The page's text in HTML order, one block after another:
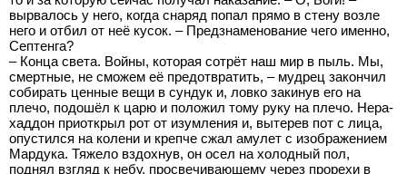
вырвалось у него, когда снаряд попал прямо в стену возле
него и отбил от неё кусок. – Предзнаменование чего именно,
Септенга?
– Конца света. Войны, которая сотрёт наш мир в пыль. Мы,
смертные, не сможем её предотвратить, – мудрец закончил
собирать ценные вещи в сундук и, ловко закинув его на
плечо, подошёл к царю и положил тому руку на плечо. Нера-
хаддон приоткрыл рот от изумления и, вытерев пот с лица,
опустился на колени и крепче сжал амулет с изображением
Мардука. Тяжело вздохнув, он осел на холодный пол,
поднял взгляд к небу, просвечивающему через прорехи в